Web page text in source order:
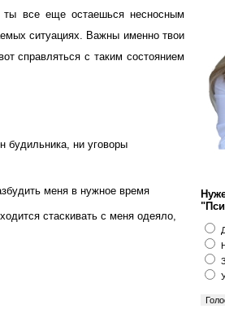
ты все еще остаешься несносным
ситуациях. Важны именно твои
справляться с таким состоянием
будильника, ни уговоры
меня в нужное время
стаскивать с меня одеяло,